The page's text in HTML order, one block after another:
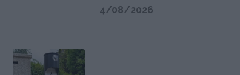
4/08/2026